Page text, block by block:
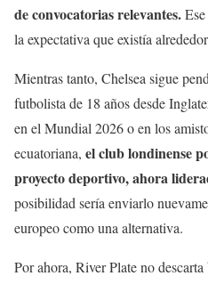
de convocatorias relevantes.
la expectativa que existía
Mientras tanto, Chelsea sigue
futbolista de 18 años desde
en el Mundial 2026 o en los
ecuatoriana, el club londinense
proyecto deportivo, ahora
posibilidad sería enviarlo
europeo como una alternativa.
Por ahora, River Plate no